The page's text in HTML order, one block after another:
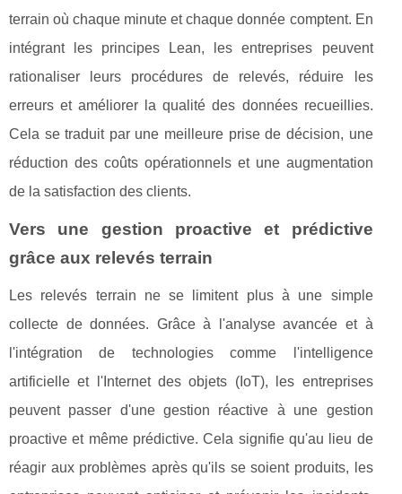
terrain où chaque minute et chaque donnée comptent. En
intégrant les principes Lean, les entreprises peuvent
rationaliser leurs procédures de relevés, réduire les
erreurs et améliorer la qualité des données recueillies.
Cela se traduit par une meilleure prise de décision, une
réduction des coûts opérationnels et une augmentation
de la satisfaction des clients.
Vers une gestion proactive et prédictive
grâce aux relevés terrain
Les relevés terrain ne se limitent plus à une simple
collecte de données. Grâce à l'analyse avancée et à
l'intégration de technologies comme l'intelligence
artificielle et l'Internet des objets (IoT), les entreprises
peuvent passer d'une gestion réactive à une gestion
proactive et même prédictive. Cela signifie qu'au lieu de
réagir aux problèmes après qu'ils se soient produits, les